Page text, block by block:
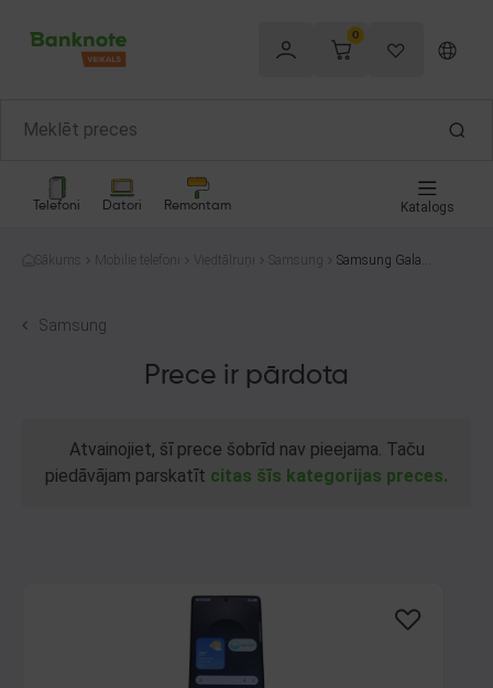
0
Telefoni Datori Remontam Katalogs
Sākums Mobilie telefoni Viedtālruņi Samsung
Samsung Galaxy
Samsung
Prece ir pārdota
Atvainojiet, šī prece šobrīd nav pieejama. Taču
piedāvājam parskatīt citas šīs kategorijas preces.